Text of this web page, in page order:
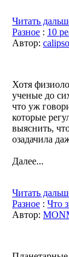
Читать
Разное : 10
Автор: calipso
Хотя
ученые до
что уж
которые
выяснить,
озадачила
Далее...
Читать
Разное : Что
Автор: